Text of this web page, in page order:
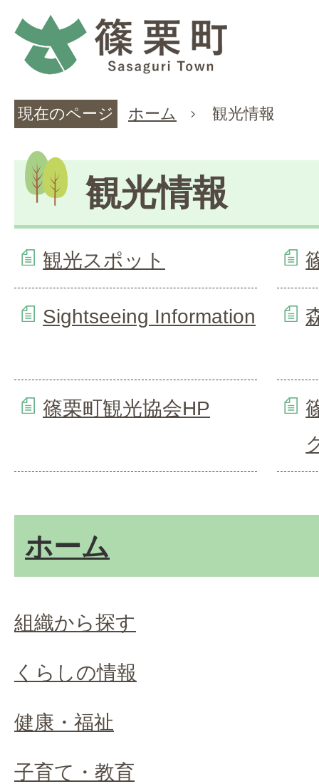
現在のページ ホーム 観光情報
観光情報
観光スポット
Sightseeing Information
篠栗町観光協会HP
ホーム
組織から探す
くらしの情報
健康・福祉
子育て・教育